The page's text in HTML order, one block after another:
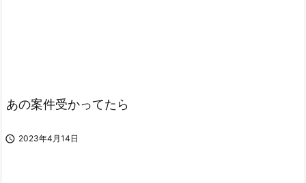
あの案件受かってたら
 2023年4月14日